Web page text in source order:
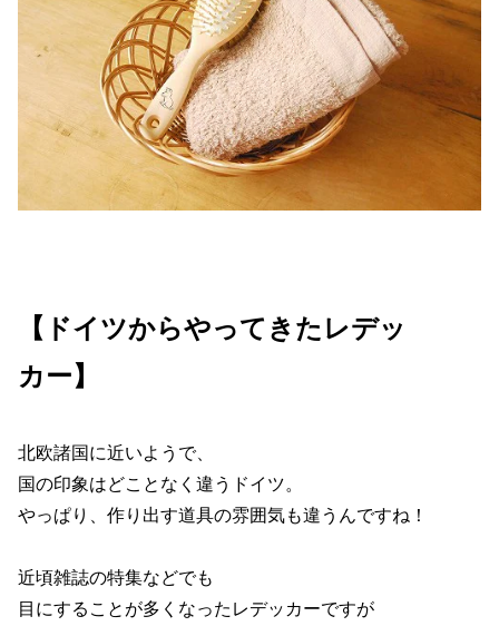
【ドイツからやってきたレデッ
カー】
北欧諸国に近いようで、
国の印象はどことなく違うドイツ。
やっぱり、作り出す道具の雰囲気も違うんですね！
近頃雑誌の特集などでも
目にすることが多くなったレデッカーですが